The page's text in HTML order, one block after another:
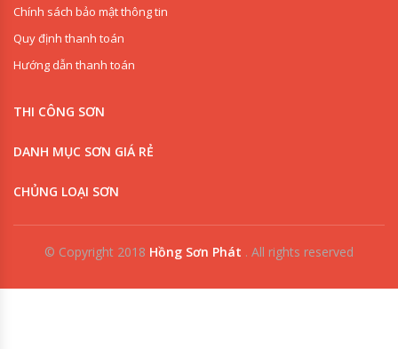
Chính sách bảo mật thông tin
Quy định thanh toán
Hướng dẫn thanh toán
THI CÔNG SƠN
DANH MỤC SƠN GIÁ RẺ
CHỦNG LOẠI SƠN
© Copyright 2018 Hồng Sơn Phát . All rights reserved